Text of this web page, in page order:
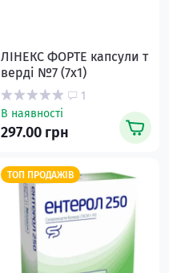
ЛІНЕКС ФОРТЕ капсули т
верді №7 (7х1)
1
В наявності
297.00 грн
ТОП ПРОДАЖІВ